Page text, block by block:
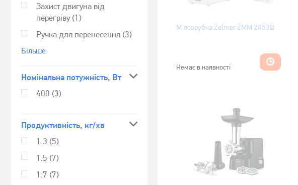
Захист двигуна від
перегріву (1)
Ручка для перенесення (3)
Бiльше
Номінальна потужність, Вт
400 (3)
Продуктивність, кг/хв
1.3 (5)
1.5 (7)
1.7 (7)
М'ясорубка Zelmer ZMM 2853B
Немає в наявності